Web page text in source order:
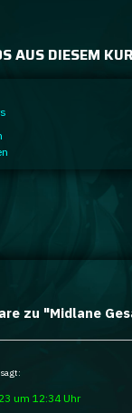
AUS DIESEM
zu "Midlane
sagt:
um 12:34 Uhr